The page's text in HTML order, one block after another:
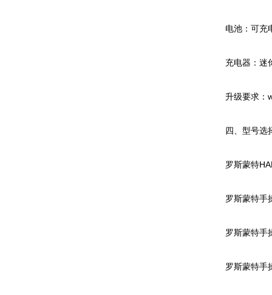
电池：可充
充电器：迷
升级要求：
四、型号选
罗斯蒙特
罗斯蒙特手
罗斯蒙特手
罗斯蒙特手